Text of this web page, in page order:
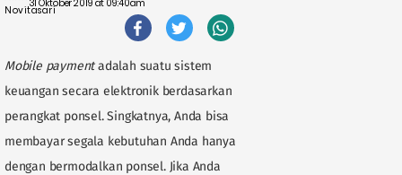
31 Oktober 2019 at 09:40am
Mobile paymentadalah suatu sistem
keuangan secara elektronik berdasarkan
perangkat ponsel. Singkatnya, Anda bisa
membayar segala kebutuhan Anda hanya
dengan bermodalkan ponsel. Jika Anda